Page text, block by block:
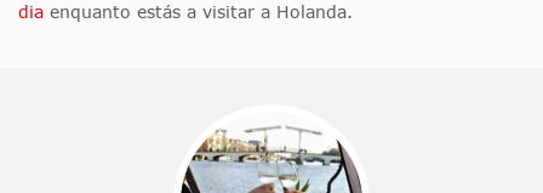
dia enquanto estás a visitar a Holanda.